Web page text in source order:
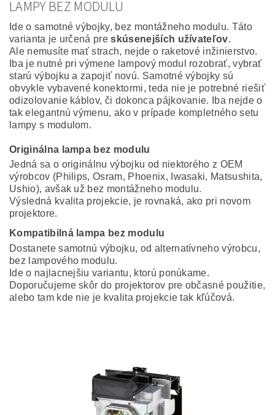
LAMPY BEZ MODULU
Ide o samotné výbojky, bez montážneho modulu. Táto
varianta je určená preskúsenejších užívateľov.
Ale nemusíte mať strach, nejde o raketové inžinierstvo.
Iba je nutné pri výmene lampový modul rozobrať, vybrať
starú výbojku a zapojiť novú. Samotné výbojky sú
obvykle vybavené konektormi, teda nie je potrebné riešiť
odizolovanie káblov, či dokonca pájkovanie. Iba nejde o
tak elegantnú výmenu, ako v prípade kompletného setu
lampy s modulom.
Originálna lampa bez modulu
Jedná sa o originálnu výbojku od niektorého z OEM
výrobcov (Philips, Osram, Phoenix, Iwasaki, Matsushita,
Ushio), avšak už bez montážneho modulu.
Výsledná kvalita projekcie, je rovnaká, ako pri novom
projektore.
Kompatibilná lampa bez modulu
Dostanete samotnú výbojku, od alternatívneho výrobcu,
bez lampového modulu.
Ide o najlacnejšiu variantu, ktorú ponúkame.
Doporučujeme skôr do projektorov pre občasné použitie,
alebo tam kde nie je kvalita projekcie tak kľúčová.